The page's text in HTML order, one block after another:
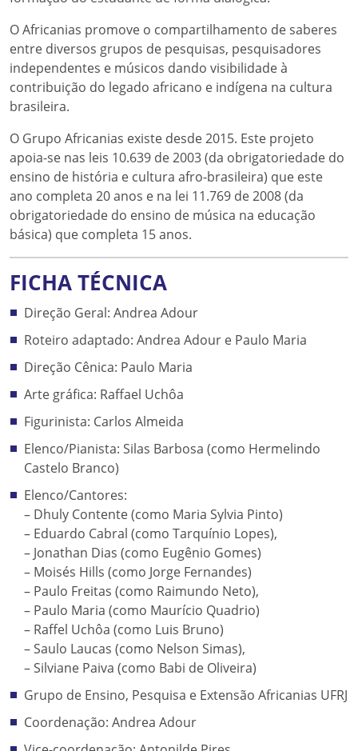
O Africanias promove o compartilhamento de saberes
entre diversos grupos de pesquisas, pesquisadores
independentes e músicos dando visibilidade à
contribuição do legado africano e indígena na cultura
brasileira.
O Grupo Africanias existe desde 2015. Este projeto
apoia-se nas leis 10.639 de 2003 (da obrigatoriedade do
ensino de história e cultura afro-brasileira) que este
ano completa 20 anos e na lei 11.769 de 2008 (da
obrigatoriedade do ensino de música na educação
básica) que completa 15 anos.
FICHA TÉCNICA
Direção Geral: Andrea Adour
Roteiro adaptado: Andrea Adour e Paulo Maria
Direção Cênica: Paulo Maria
Arte gráfica: Raffael Uchôa
Figurinista: Carlos Almeida
Elenco/Pianista: Silas Barbosa (como Hermelindo
Castelo Branco)
Elenco/Cantores:
– Dhuly Contente (como Maria Sylvia Pinto)
– Eduardo Cabral (como Tarquínio Lopes),
– Jonathan Dias (como Eugênio Gomes)
– Moisés Hills (como Jorge Fernandes)
– Paulo Freitas (como Raimundo Neto),
– Paulo Maria (como Maurício Quadrio)
– Raffel Uchôa (como Luis Bruno)
– Saulo Laucas (como Nelson Simas),
– Silviane Paiva (como Babi de Oliveira)
Grupo de Ensino, Pesquisa e Extensão Africanias UFRJ
Coordenação: Andrea Adour